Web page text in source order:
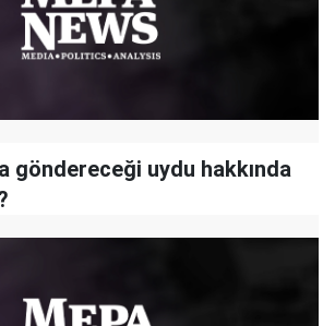
göndereceği uydu hakkında